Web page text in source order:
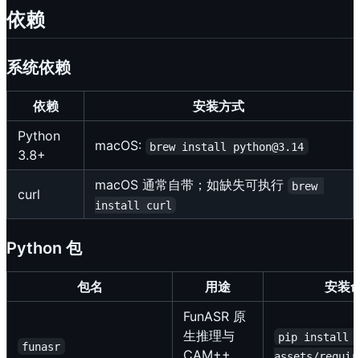
依赖
系统依赖
依赖
安装方式
Python
3.8+
macOS: brew install python@3.14
curl
macOS 通常自带；如缺失可执行
brew
install curl
Python 包
包名 用途 安装
funasr
FunASR 原
生推理与
pip install